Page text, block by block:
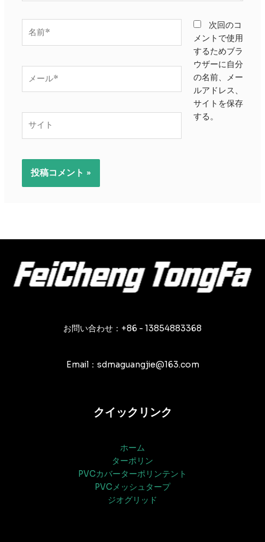
前
ー
*
次回のコ
メントで使用
するためブラ
ウザーに自分
の名前、メー
ルアドレス、
サイトを保存
する。
お問い合わせ：+86 - 13854883368
Email：sdmaguangjie@163.com
クイックリンク
ホーム
ターポリン
PVCカバーターポリンテント
PVCメッシュタープ
ジオグリッド